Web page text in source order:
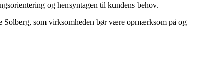
og hensyntagen til kundens behov.
Solberg, som virksomheden bør være opmærksom på og